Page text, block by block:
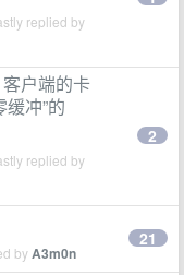
replied by
户端的卡
冲”的
replied by
2
byA3m0n
21